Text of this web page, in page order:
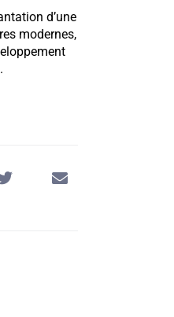
d’une
modernes,